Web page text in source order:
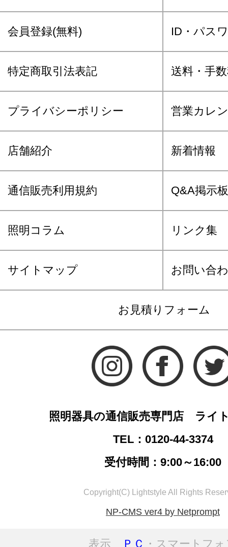
会員登録(無料) ID・パス
特定商取引法表記 送料・手
プライバシーポリシー 営業カレ
店舗紹介 新着情報
通信販売利用規約 Q&A掲示板
照明コラム リンク集
サイトマップ お問い合
お見積りフォーム
照明器具の通信販売専門店 ライ
TEL：0120-44-3374
受付時間：9:00～16:00
Copyright(C) Lightstyle All Rights
NP-CMS ver4 by Netprompt
表示 ＰＣ ・スマートフ